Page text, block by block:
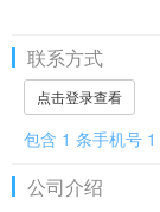
联系方式
点击登录查看
包含 1 条手机号
公司介绍